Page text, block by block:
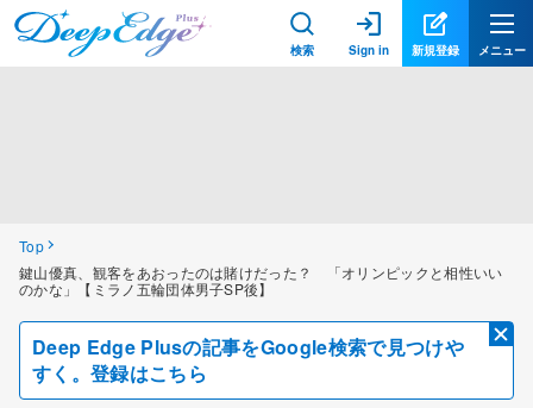
検索 Sign in 新規登録 メニュー
Top
鍵山優真、観客をあおったのは賭けだった？ 「オリンピックと相性いい
のかな」【ミラノ五輪団体男子SP後】
Deep Edge Plusの記事をGoogle検索で見つけや
すく。登録はこちら